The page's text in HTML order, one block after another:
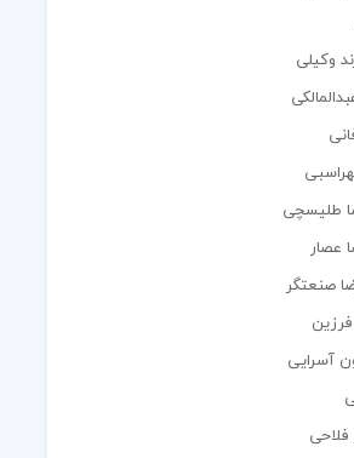
وکیلی
طلیسچی
عصار
صنعتگر
آسرایی